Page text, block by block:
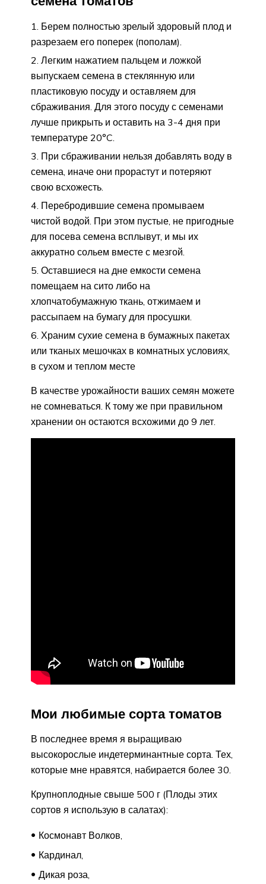
Берем полностью зрелый здоровый плод и
разрезаем его поперек (пополам).
Легким нажатием пальцем и ложкой
выпускаем семена в стеклянную или
пластиковую посуду и оставляем для
сбраживания. Для этого посуду с семенами
лучше прикрыть и оставить на 3-4 дня при
температуре 20°C.
При сбраживании нельзя добавлять воду в
семена, иначе они прорастут и потеряют
свою всхожесть.
Перебродившие семена промываем
чистой водой. При этом пустые, не пригодные
для посева семена всплывут, и мы их
аккуратно сольем вместе с мезгой.
Оставшиеся на дне емкости семена
помещаем на сито либо на
хлопчатобумажную ткань, отжимаем и
рассыпаем на бумагу для просушки.
Храним сухие семена в бумажных пакетах
или тканых мешочках в комнатных условиях,
в сухом и теплом месте
В качестве урожайности ваших семян можете
не сомневаться. К тому же при правильном
хранении он остаются всхожими до 9 лет.
Мои любимые сорта томатов
В последнее время я выращиваю
высокорослые индетерминантные сорта. Тех,
которые мне нравятся, набирается более 30.
Крупноплодные свыше 500 г (Плоды этих
сортов я использую в салатах):
Космонавт Волков,
Кардинал,
Дикая роза,